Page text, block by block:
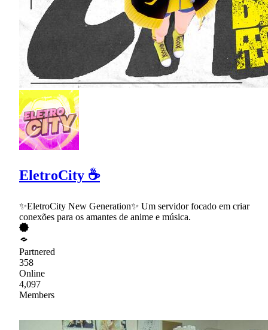
EletroCity ☕
✨EletroCity New Generation✨ Um servidor focado em criar
conexões para os amantes de anime e música.
Partnered
358
Online
4,097
Members